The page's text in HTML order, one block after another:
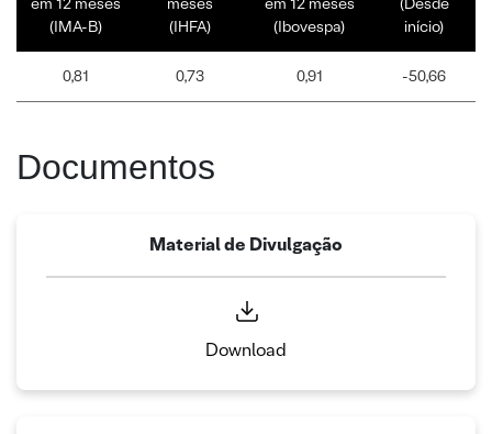
(IMA-B)
(IHFA)
(Ibovespa)
início)
0,81 0,73 0,91 -50,66
Documentos
Material de Divulgação
Download